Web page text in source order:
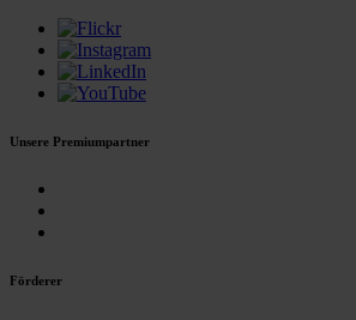
Unsere Premiumpartner
Förderer